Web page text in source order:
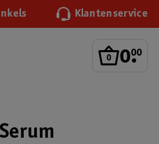
Klantenservice
0.
00